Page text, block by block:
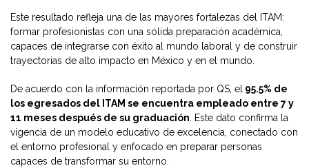
Este resultado refleja una de las mayores fortalezas del ITAM:
formar profesionistas con una sólida preparación académica,
capaces de integrarse con éxito al mundo laboral y de construir
trayectorias de alto impacto en México y en el mundo.
De acuerdo con la información reportada por QS, el 95.5% de
los egresados del ITAM se encuentra empleado entre 7 y
11 meses después de su graduación. Este dato confirma la
vigencia de un modelo educativo de excelencia, conectado con
el entorno profesional y enfocado en preparar personas
capaces de transformar su entorno.